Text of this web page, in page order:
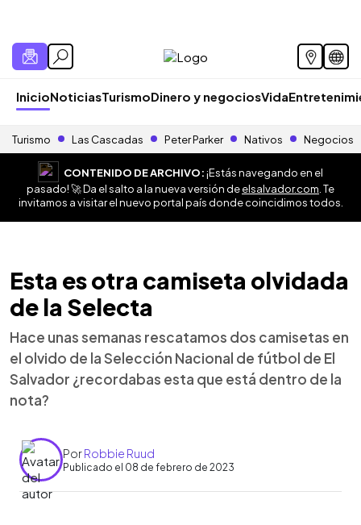
InicioNoticiasTurismoDinero y negociosVida
Turismo Las Cascadas Peter Parker Nativos Negocios
CONTENIDO DE ARCHIVO:¡Estás navegando en el
pasado! 🚀 Da el salto a la nueva versión deelsalvador.com . Te
invitamos a visitar el nuevo portal país donde coincidimos todos.
Esta es otra camiseta olvidada
de la Selecta
Hace unas semanas rescatamos dos camisetas en
el olvido de la Selección Nacional de fútbol de El
Salvador ¿recordabas esta que está dentro de la
nota?
PorRobbie Ruud
Publicado el 08 de febrero de 2023